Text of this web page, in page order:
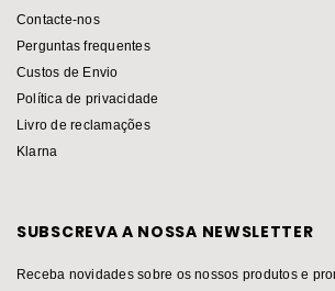
Contacte-nos
Perguntas frequentes
Custos de Envio
Política de privacidade
Livro de reclamações
Klarna
SUBSCREVA A NOSSA NEWSLETTER
Receba novidades sobre os nossos produtos e